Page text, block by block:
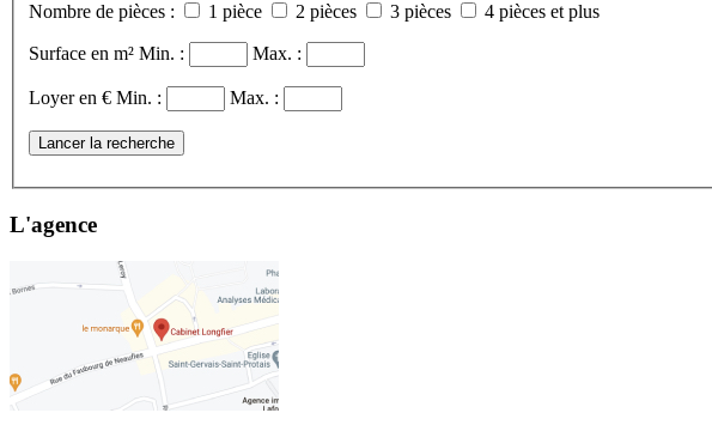
Nombre de pièces : 1 pièce 2 pièces 3 pièces 4 pièces et plus
Surface en m² Min. : Max. :
Loyer en € Min. : Max. :
Lancer la recherche
L'agence